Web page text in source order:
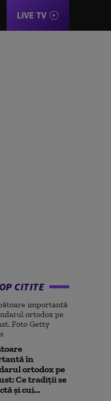
LIVE TV
CITITE
în
ortodox pe
Ce tradiții se
și cui...